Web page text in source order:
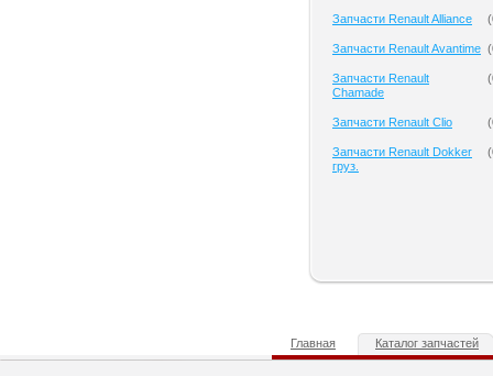
Запчасти Renault Alliance (
Запчасти Renault Avantime (
Запчасти Renault
Chamade
(
Запчасти Renault Clio (
Запчасти Renault Dokker
груз.
(
Главная Каталог запчастей